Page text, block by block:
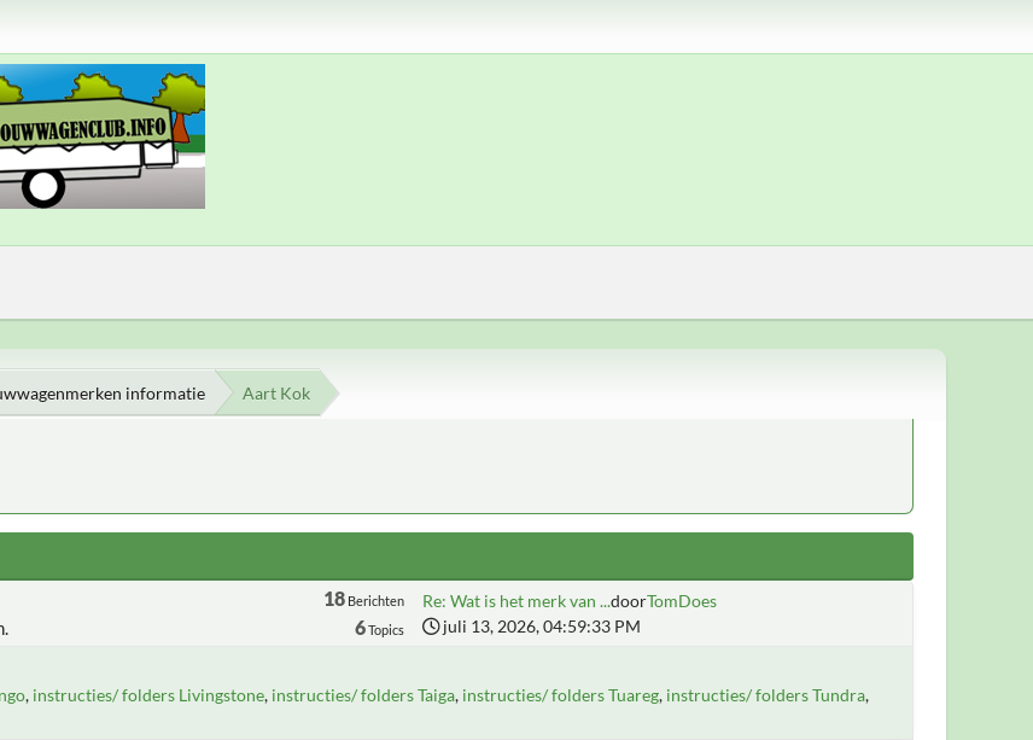
informatie Aart Kok
18Berichten
6Topics
Re: Wat is het merk van ...doorTomDoes
juli 13, 2026, 04:59:33 PM
instructies/ folders Livingstone instructies/ folders Taiga instructies/ folders Tuareg instructies/ folders Tundra